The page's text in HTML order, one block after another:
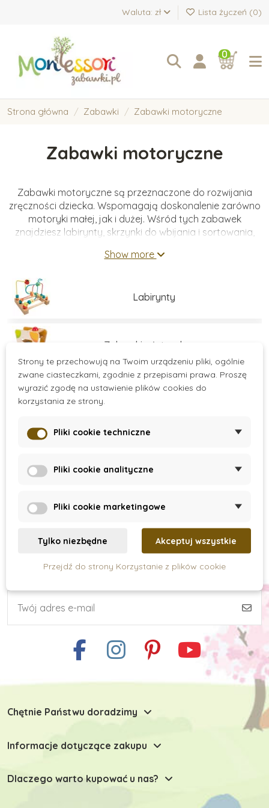
Waluta: zł Lista życzeń (0)
0
Strona główna Zabawki Zabawki motoryczne
Zabawki motoryczne
Zabawki motoryczne są przeznaczone do rozwijania
zręczności dziecka. Wspomagają doskonalenie zarówno
motoryki małej, jak i dużej. Wśród tych zabawek
znajdziesz labirynty, skrzynki do wbijania i sortowania,
Show more
Labirynty
Zabawki młoteczkowe
Sortery
Zabawki balansujące
Zabawki motoryczne do 1 roku
Zabawki motoryczne od 2 lat
Drewniane zabawki motoryczne
Více kategorií
There are no products.
Subskrypcja newslettera
Chętnie Państwu doradzimy
Informacje dotyczące zakupu
Dlaczego warto kupować u nas?
Strony te przechowują na Twoim urządzeniu pliki, ogólnie
zwane ciasteczkami, zgodnie z przepisami prawa. Proszę
wyrazić zgodę na ustawienie plików cookies do
korzystania ze strony.
Pliki cookie techniczne
Pliki cookie analityczne
Pliki cookie marketingowe
Tylko niezbędne Akceptuj wszystkie
Przejdź do strony Korzystanie z plików cookie